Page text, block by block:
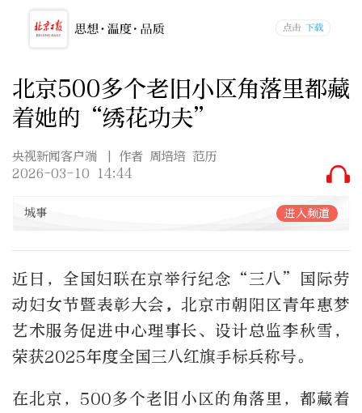
北京500多个老旧小区角落里都藏
着她的“绣花功夫”
央视新闻客户端
| 作者 周培培 范历
2026-03-10 14:44
城事 进入频道
近日，全国妇联在京举行纪念“三八”国际劳
动妇女节暨表彰大会 ， 北京市朝阳区青年惠梦
艺术服务促进中心理事长、设计总监李秋雪，
荣获2025年度全国三八红旗手标兵称号。
在北京，500多个老旧小区的角落里，都藏着